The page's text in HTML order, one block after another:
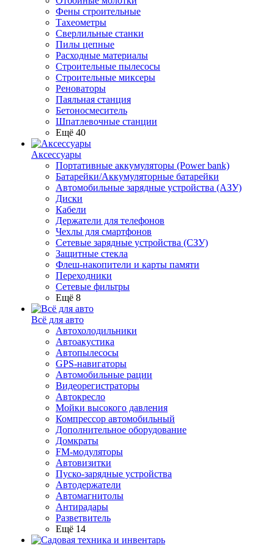
Фены строительные
Тахеометры
Сверлильные станки
Пилы цепные
Расходные материалы
Строительные пылесосы
Строительные миксеры
Реноваторы
Паяльная станция
Бетоносмеситель
Шпатлевочные станции
Ещё 40
Аксессуары
Портативные аккумуляторы (Power bank)
Батарейки/Аккумуляторные батарейки
Автомобильные зарядные устройства (АЗУ)
Диски
Кабели
Держатели для телефонов
Чехлы для смартфонов
Сетевые зарядные устройства (СЗУ)
Защитные стекла
Флеш-накопители и карты памяти
Переходники
Сетевые фильтры
Ещё 8
Всё для авто
Автохолодильники
Автоакустика
Автопылесосы
GPS-навигаторы
Автомобильные рации
Видеорегистраторы
Автокресло
Мойки высокого давления
Компрессор автомобильный
Дополнительное оборудование
Домкраты
FM-модуляторы
Автовизитки
Пуско-зарядные устройства
Автодержатели
Автомагнитолы
Антирадары
Разветвитель
Ещё 14